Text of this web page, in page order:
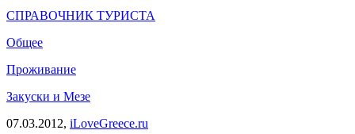
СПРАВОЧНИК ТУРИСТА
Общее
Проживание
Закуски и Мезе
07.03.2012, iLoveGreece.ru